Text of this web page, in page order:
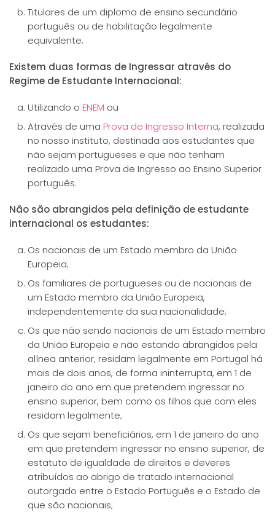
Titulares de um diploma de ensino secundário
português ou de habilitação legalmente
equivalente.
Existem duas formas de Ingressar através do
Regime de Estudante Internacional:
Utilizando o ENEM ou
Através de uma Prova de Ingresso Interna, realizada
no nosso instituto, destinada aos estudantes que
não sejam portugueses e que não tenham
realizado uma Prova de Ingresso ao Ensino Superior
português.
Não são abrangidos pela definição de estudante
internacional os estudantes:
Os nacionais de um Estado membro da União
Europeia;
Os familiares de portugueses ou de nacionais de
um Estado membro da União Europeia,
independentemente da sua nacionalidade;
Os que não sendo nacionais de um Estado membro
da União Europeia e não estando abrangidos pela
alínea anterior, residam legalmente em Portugal há
mais de dois anos, de forma ininterrupta, em 1 de
janeiro do ano em que pretendem ingressar no
ensino superior, bem como os filhos que com eles
residam legalmente;
Os que sejam beneficiários, em 1 de janeiro do ano
em que pretendem ingressar no ensino superior, de
estatuto de igualdade de direitos e deveres
atribuídos ao abrigo de tratado internacional
outorgado entre o Estado Português e o Estado de
que são nacionais;